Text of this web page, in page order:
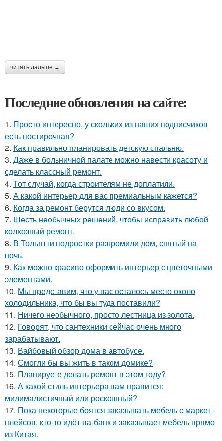
читать дальше →
Последние обновления на сайте:
1. Просто интересно, у скольких из наших подписчиков
есть постирочная?
2. Как правильно планировать детскую спальню.
3. Даже в больничной палате можно навести красоту и
сделать классный ремонт.
4. Тот случай, когда строителям не доплатили.
5. А какой интерьер для вас премиальным кажется?
6. Когда за ремонт берутся люди со вкусом.
7. Шесть необычных решений, чтобы исправить любой
колхозный ремонт.
8. В Тольятти подростки разгромили дом, снятый на
ночь.
9. Как можно красиво оформить интерьер с цветочными
элементами.
10. Мы представим, что у вас осталось место около
холодильника, что бы вы туда поставили?
11. Ничего необычного, просто лестница из золота.
12. Говорят, что сантехники сейчас очень много
зарабатывают.
13. Вайбовый обзор дома в автобусе.
14. Смогли бы вы жить в таком домике?
15. Планируете делать ремонт в этом году?
16. А какой стиль интерьера вам нравится:
милималистичный или роскошный?
17. Пока некоторые боятся заказывать мебель с маркет -
плейсов, кто-то идёт ва-банк и заказывает мебель прямо
из Китая.